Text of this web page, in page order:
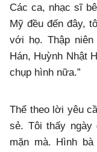
Các ca, nhạc sĩ
Mỹ đều đến đây,
với họ. Thập niên
Hán, Huỳnh Nhật
chụp hình nữa.”
Thể theo lời yêu
sẻ. Tôi thấy ngày
mặn mà. Hình